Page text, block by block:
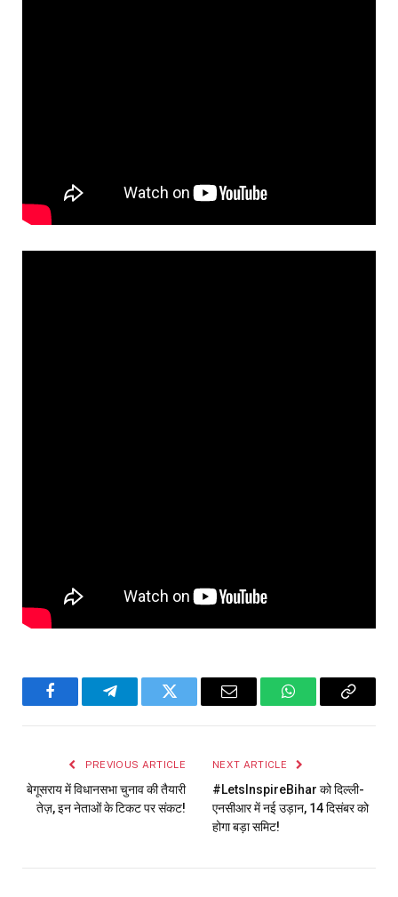
FacebookTelegramTwitter Email WhatsAppCopy
PREVIOUS ARTICLE
बेगूसराय में विधानसभा चुनाव की तैयारी
तेज़, इन नेताओं के टिकट पर संकट!
NEXT ARTICLE
#LetsInspireBihar को दिल्ली-
एनसीआर में नई उड़ान, 14 दिसंबर को
होगा बड़ा समिट!